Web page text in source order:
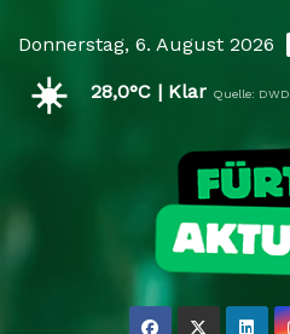
content
Donnerstag, 6. August 2026
☀️ 28,0°C | Klar Quelle: DWD